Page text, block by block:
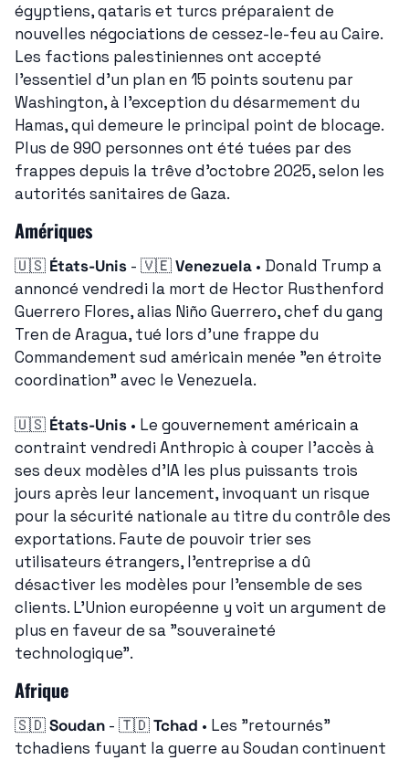
égyptiens, qataris et turcs préparaient de
nouvelles négociations de cessez-le-feu au Caire.
Les factions palestiniennes ont accepté
l'essentiel d'un plan en 15 points soutenu par
Washington, à l'exception du désarmement du
Hamas, qui demeure le principal point de blocage.
Plus de 990 personnes ont été tuées par des
frappes depuis la trêve d'octobre 2025, selon les
autorités sanitaires de Gaza.
Amériques
🇺🇸 États-Unis - 🇻🇪Venezuela • Donald Trump a
annoncé vendredi la mort de Hector Rusthenford
Guerrero Flores, alias Niño Guerrero, chef du gang
Tren de Aragua, tué lors d'une frappe du
Commandement sud américain menée "en étroite
coordination" avec le Venezuela.
🇺🇸 États-Unis • Le gouvernement américain a
contraint vendredi Anthropic à couper l'accès à
ses deux modèles d'IA les plus puissants trois
jours après leur lancement, invoquant un risque
pour la sécurité nationale au titre du contrôle des
exportations. Faute de pouvoir trier ses
utilisateurs étrangers, l'entreprise a dû
désactiver les modèles pour l'ensemble de ses
clients. L'Union européenne y voit un argument de
plus en faveur de sa "souveraineté
technologique".
Afrique
🇸🇩Soudan - 🇹🇩Tchad • Les "retournés"
tchadiens fuyant la guerre au Soudan continuent